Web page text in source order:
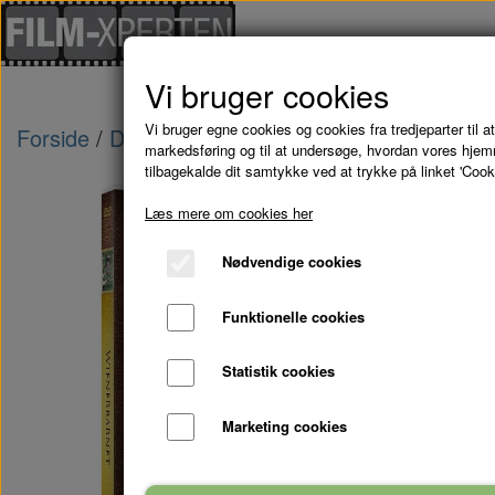
Forside Danske Film WIENERBARNET - DVD
Vi bruger cookies
Vi bruger egne cookies og cookies fra tredjeparter til
markedsføring og til at undersøge, hvordan vores
tilbagekalde dit samtykke ved at trykke på linket
Læs mere om cookies her
Nødvendige cookies
Funktionelle cookies
Statistik cookies
Marketing cookies